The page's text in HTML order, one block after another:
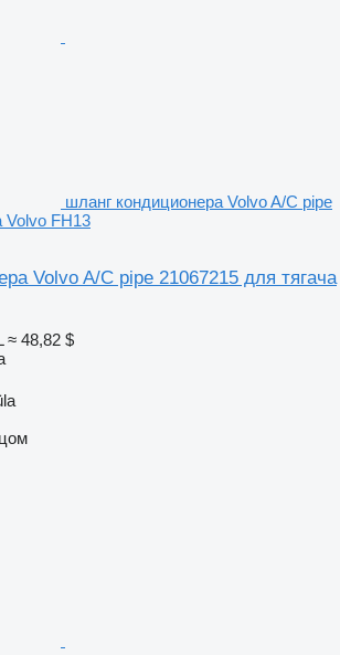
шланг кондиционера Volvo A/C pipe
Volvo FH13
Volvo A/C pipe 21067215 для тягача
≈ 48,82 $